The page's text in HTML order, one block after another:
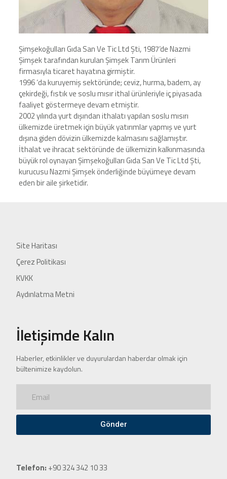
Şimşekoğulları Gıda San Ve Tic Ltd Şti, 1987’de Nazmi
Şimşek tarafından kurulan Şimşek Tarım Ürünleri
firmasıyla ticaret hayatına girmiştir.
1996 ‘da kuruyemiş sektöründe; ceviz, hurma, badem, ay
çekirdeği, fıstık ve soslu mısır ithal ürünleriyle iç piyasada
faaliyet göstermeye devam etmiştir.
2002 yılında yurt dışından ithalatı yapılan soslu mısırı
ülkemizde üretmek için büyük yatırımlar yapmış ve yurt
dışına giden dövizin ülkemizde kalmasını sağlamıştır.
İthalat ve ihracat sektöründe de ülkemizin kalkınmasında
büyük rol oynayan Şimşekoğulları Gıda San Ve Tic Ltd Şti,
kurucusu Nazmi Şimşek önderliğinde büyümeye devam
eden bir aile şirketidir.
Site Haritası
Çerez Politikası
KVKK
Aydınlatma Metni
İletişimde Kalın
Haberler, etkinlikler ve duyurulardan haberdar olmak için
bültenimize kaydolun.
Gönder
Telefon: +90 324 342 10 33